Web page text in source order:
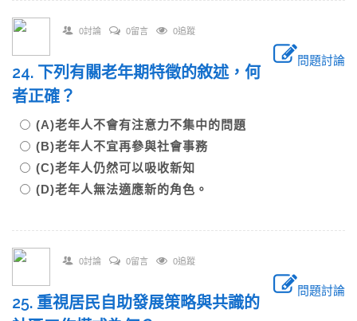
0討論 0留言 0追蹤
問題討論
24. 下列有關老年期特徵的敘述，何
者正確？
(A)老年人不會有注意力不集中的問題
(B)老年人不宜再參與社會事務
(C)老年人仍然可以吸收新知
(D)老年人無法適應新的角色。
0討論 0留言 0追蹤
問題討論
25. 重視居民自助發展策略與共識的